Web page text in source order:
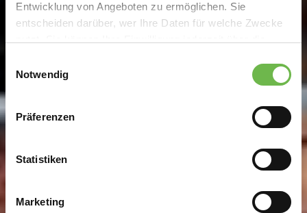
Entwicklung von Angeboten zu ermöglichen. Sie
entscheiden darüber, wer Ihre Daten für welche Zwecke
Trigger Symbol ändern oder widerrufen
Informationen über Ihre geografische Lage
können
bestimmten Merkmalen (Fingerprinting) identifizieren
Erfahren Sie mehr darüber, wie Ihre persönlichen Daten
Notwendig
Präferenzen
Statistiken
Marketing